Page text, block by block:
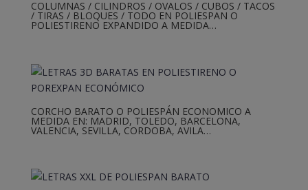
COLUMNAS / CILINDROS / OVALOS / CUBOS / TACOS
/ TIRAS / BLOQUES / TODO EN POLIESPAN O
POLIESTIRENO EXPANDIDO A MEDIDA…
CORCHO BARATO O POLIESPÁN ECONOMICO A
MEDIDA EN: MADRID, TOLEDO, BARCELONA,
VALENCIA, SEVILLA, CORDOBA, AVILA…